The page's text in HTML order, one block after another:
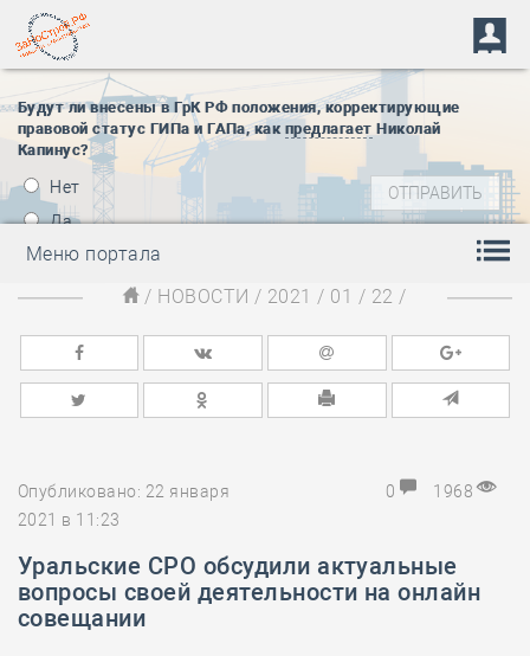
Будут ли внесены в ГрК РФ положения, корректирующие
правовой статус ГИПа и ГАПа, как предлагает Николай
Капинус?
Нет
Да
Меню портала
/ НОВОСТИ / 2021 / 01 / 22 /
Опубликовано: 22 января
2021 в 11:23
0 1968
Уральские СРО обсудили актуальные
вопросы своей деятельности на онлайн
совещании